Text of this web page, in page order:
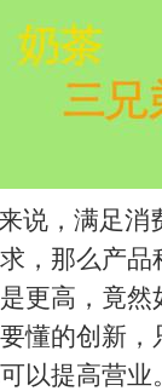
，满足消
，那么产品
更高，竟
懂的创新，
以提高营业